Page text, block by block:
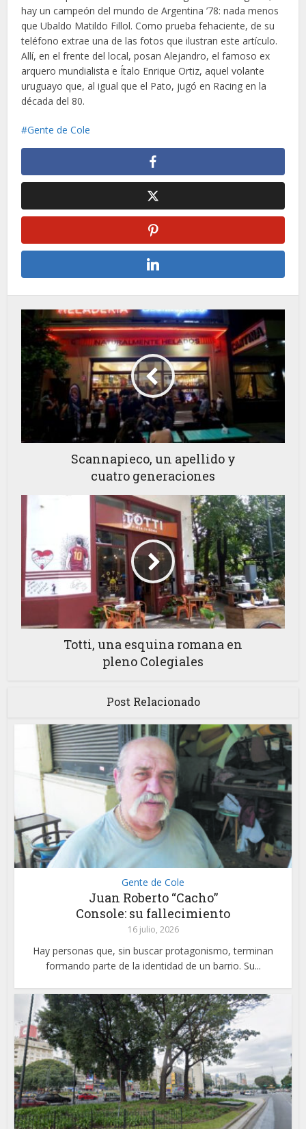
hay un campeón del mundo de Argentina ’78: nada menos
que Ubaldo Matildo Fillol. Como prueba fehaciente, de su
teléfono extrae una de las fotos que ilustran este artículo.
Allí, en el frente del local, posan Alejandro, el famoso ex
arquero mundialista e Ítalo Enrique Ortiz, aquel volante
uruguayo que, al igual que el Pato, jugó en Racing en la
década del 80.
Gente de Cole
Scannapieco, un apellido y
cuatro generaciones
Totti, una esquina romana en
pleno Colegiales
Post Relacionado
Gente de Cole
Juan Roberto “Cacho”
Console: su fallecimiento
16 julio, 2026
Hay personas que, sin buscar protagonismo, terminan
formando parte de la identidad de un barrio. Su...